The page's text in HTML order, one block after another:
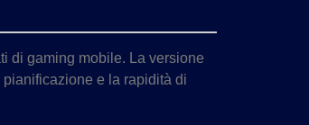
di gaming mobile. La versione
e la rapidità di